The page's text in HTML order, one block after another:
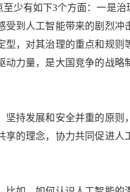
有如下3个方面：一是治
到人工智能带来的剧烈
，对其治理的重点和规
力量，是大国竞争的战
发展和安全并重的原则
的理念，协力共同促进